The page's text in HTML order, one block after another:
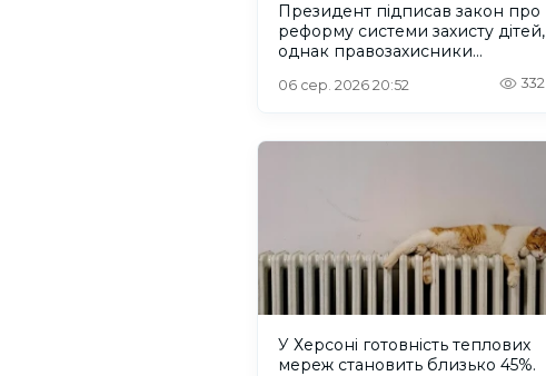
Президент підписав закон про
реформу системи захисту дітей,
однак правозахисники
06 сер. 2026 20:52 332
У Херсоні готовність теплових
мереж становить близько 45%.